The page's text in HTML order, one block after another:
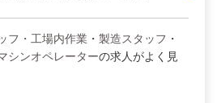
フ・工場内作業 ・ 製造スタッフ ・
シンオペレーターの求人がよく見